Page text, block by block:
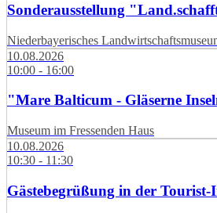
Sonderausstellung
Niederbayerisches
10.08.2026
10:00 - 16:00
"Mare Balticum - Gläserne
Museum im Fressenden Haus
10.08.2026
10:30 - 11:30
Gästebegrüßung in der